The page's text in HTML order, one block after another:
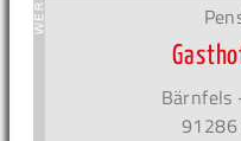
Bärnfels